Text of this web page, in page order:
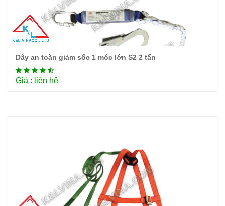
Chi tiết
Dây an toàn giảm sốc 1 móc lớn S2 2 tấn
Giá : liên hệ